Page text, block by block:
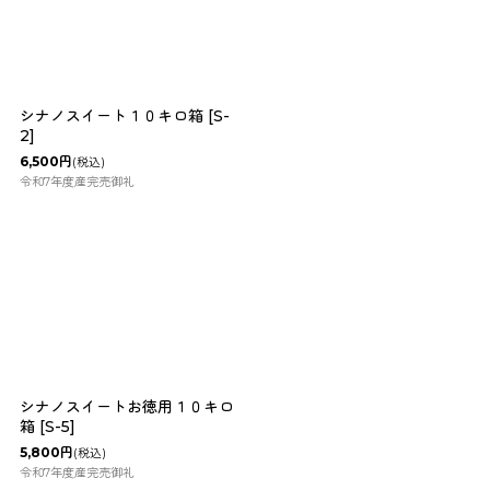
シナノスイート１０キロ箱 [S-
2]
6,500円(税込)
令和7年度産完売御礼
シナノスイートお徳用１０キロ
箱 [S-5]
5,800円(税込)
令和7年度産完売御礼